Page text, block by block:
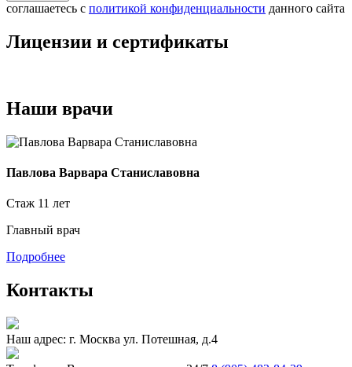
соглашаетесь с политикой конфиденциальности данного сайта
Лицензии и сертификаты
Наши врачи
Павлова Варвара Станиславовна
Стаж 11 лет
Главный врач
Подробнее
Контакты
Наш адрес: г. Москва ул. Потешная, д.4